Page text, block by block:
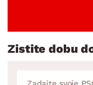
Zistite dobu